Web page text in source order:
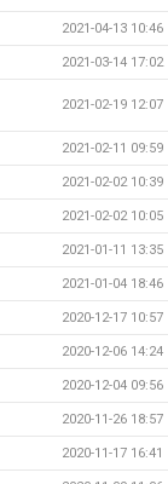
2021-04-13 10:46
2021-03-14 17:02
2021-02-19 12:07
2021-02-11 09:59
2021-02-02 10:39
2021-02-02 10:05
2021-01-11 13:35
2021-01-04 18:46
2020-12-17 10:57
2020-12-06 14:24
2020-12-04 09:56
2020-11-26 18:57
2020-11-17 16:41